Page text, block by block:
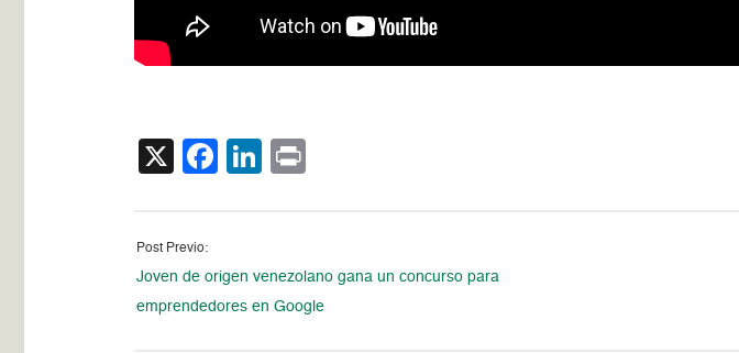
X Facebook
LinkedIn
Post Previo:
Joven de origen venezolano gana un concurso para
emprendedores en Google